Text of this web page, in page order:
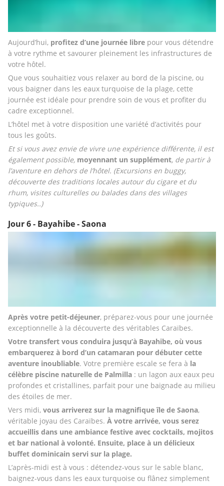
Aujourd’hui, profitez d’une journée libre pour vous détendre
à votre rythme et savourer pleinement les infrastructures de
votre hôtel.
Que vous souhaitiez vous relaxer au bord de la piscine, ou
vous baigner dans les eaux turquoise de la plage, cette
journée est idéale pour prendre soin de vous et profiter du
cadre exceptionnel.
L’hôtel met à votre disposition une variété d’activités pour
tous les goûts.
Et si vous avez envie de vivre une expérience différente, il est
également possible, moyennant un supplément, de partir à
l’aventure en dehors de l’hôtel. (Excursions en buggy,
découverte des traditions locales autour du cigare et du
rhum, visites culturelles ou balades dans des villages
typiques..)
Jour 6 - Bayahibe - Saona
Après votre petit-déjeuner, préparez-vous pour une journée
exceptionnelle à la découverte des véritables Caraïbes.
Votre transfert vous conduira jusqu’à Bayahibe, où vous
embarquerez à bord d’un catamaran pour débuter cette
aventure inoubliable. Votre première escale se fera à la
célèbre piscine naturelle de Palmilla : un lagon aux eaux peu
profondes et cristallines, parfait pour une baignade au milieu
des étoiles de mer.
Vers midi, vous arriverez sur la magnifique île de Saona,
véritable joyau des Caraïbes. À votre arrivée, vous serez
accueillis dans une ambiance festive avec cocktails, mojitos
et bar national à volonté. Ensuite, place à un délicieux
buffet dominicain servi sur la plage.
L’après-midi est à vous : détendez-vous sur le sable blanc,
baignez-vous dans les eaux turquoise ou flânez simplement